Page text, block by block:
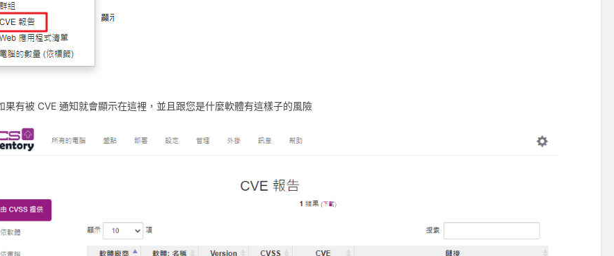
果有被 CVE 通知就會顯示在這裡，並且跟您是什麼軟體有這樣子的風險